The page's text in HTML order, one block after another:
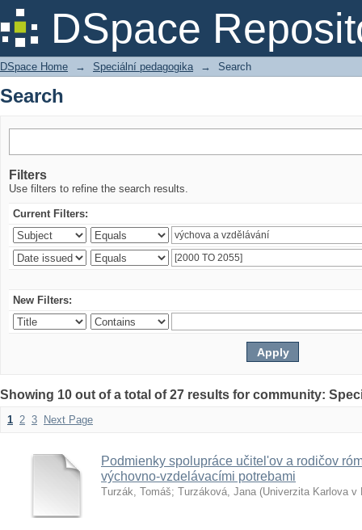
DSpace
Search
DSpace Home → Speciální pedagogika → Search
Search
Filters
Use filters to refine the search results.
Current Filters:
New Filters:
Showing 10 out of a total of 27 results for community:
1 2 3 Next Page
Podmienky spolupráce učitel'ov a rodičov
výchovno-vzdelávacími potrebami
Turzák, Tomáš; Turzáková, Jana (Univerzita Karlova v